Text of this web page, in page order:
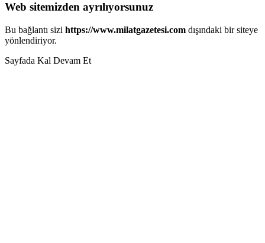
Web sitemizden ayrılıyorsunuz
Bu bağlantı sizi https://www.milatgazetesi.com dışındaki bir siteye
yönlendiriyor.
Sayfada Kal Devam Et